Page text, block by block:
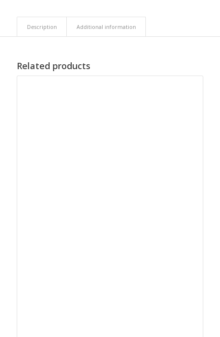
Description Additional information
Related products